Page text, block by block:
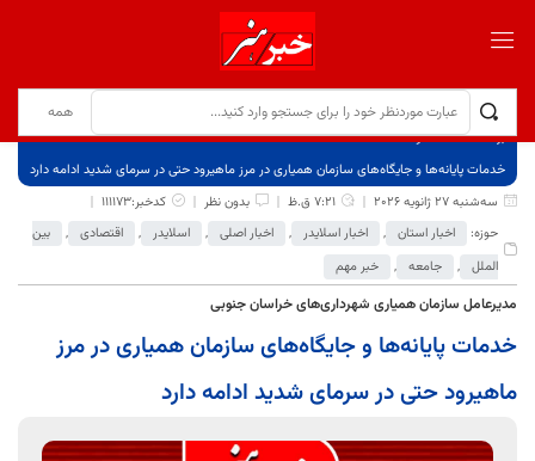
برگ نخست
نوشته‌ها
خدمات پایانه‌ها و جایگاه‌های سازمان همیاری در مرز ماهیرود حتی در سرمای شدید ادامه دارد
سه‌شنبه 27 ژانویه 2026
7:21 ق.ظ بدون نظر
کدخبر:111173
حوزه:
اخبار استان , اخبار اسلایدر , اخبار اصلی , اسلایدر , اقتصادی ,
بین
الملل , جامعه , خبر مهم
مدیرعامل سازمان همیاری شهرداری‌های خراسان جنوبی
خدمات پایانه‌ها و جایگاه‌های سازمان همیاری در مرز
ماهیرود حتی در سرمای شدید ادامه دارد